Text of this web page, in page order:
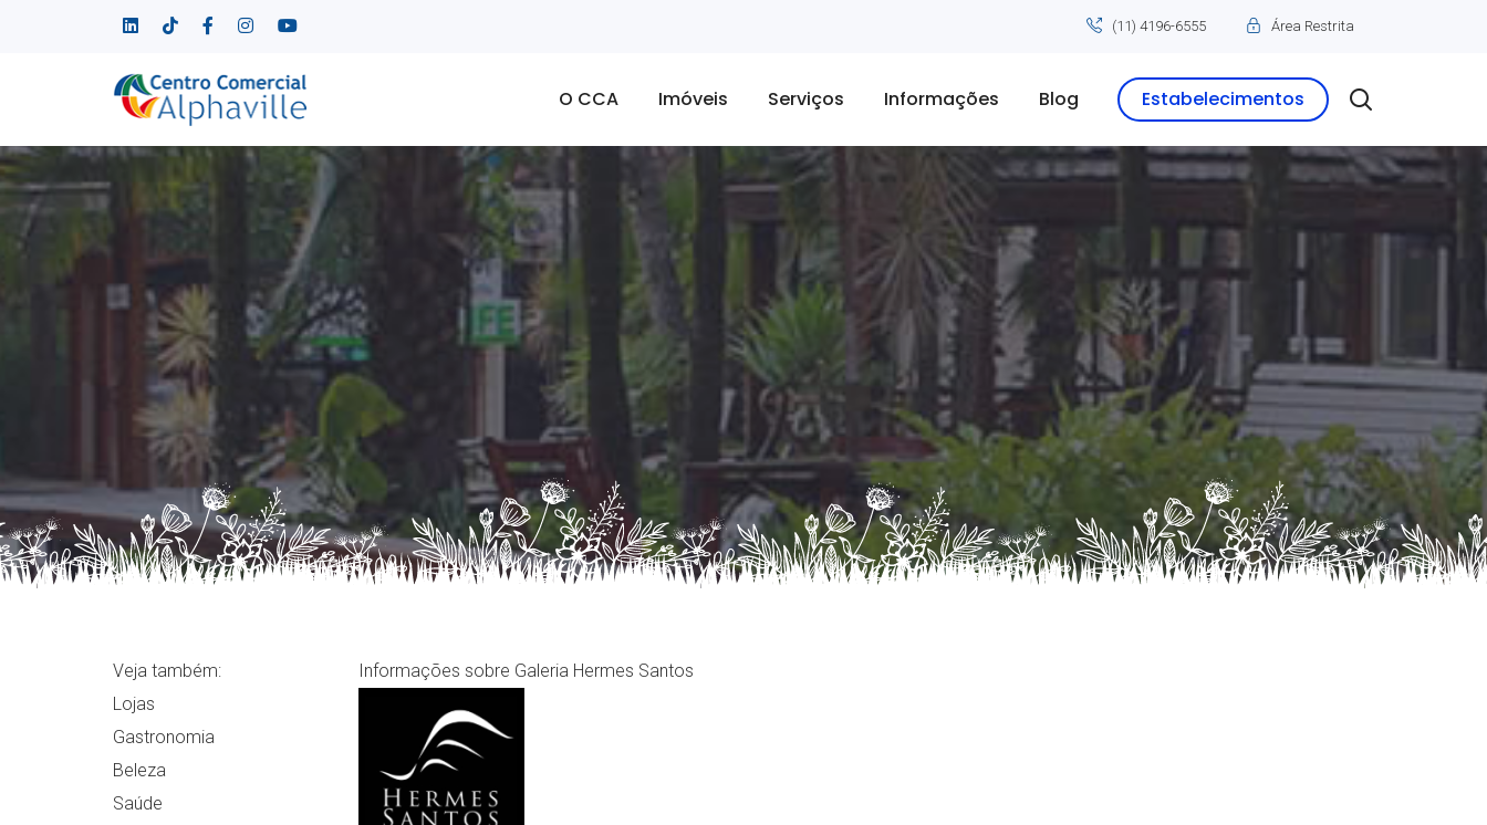
(11) 4196-6555 Área Restrita
O CCA Imóveis Serviços Informações Blog Estabelecimentos
Veja também:
Lojas
Gastronomia
Beleza
Saúde
Informações sobre Galeria Hermes Santos